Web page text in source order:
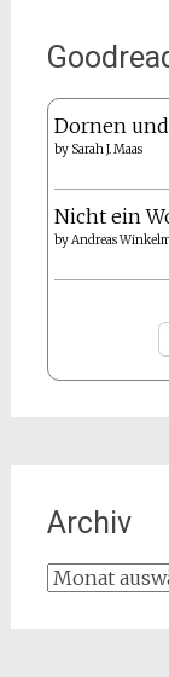
Dornen
by Sarah J. Maas
Nicht ein
byAndreas
Archiv
Archiv